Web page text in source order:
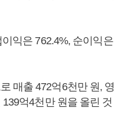
익은 762.4%, 순이익은
매출 472억6천만 원, 영
억4천만 원을 올린 것